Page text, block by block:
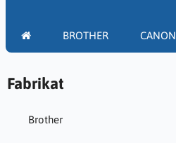
BROTHER CANON
Fabrikat
Brother